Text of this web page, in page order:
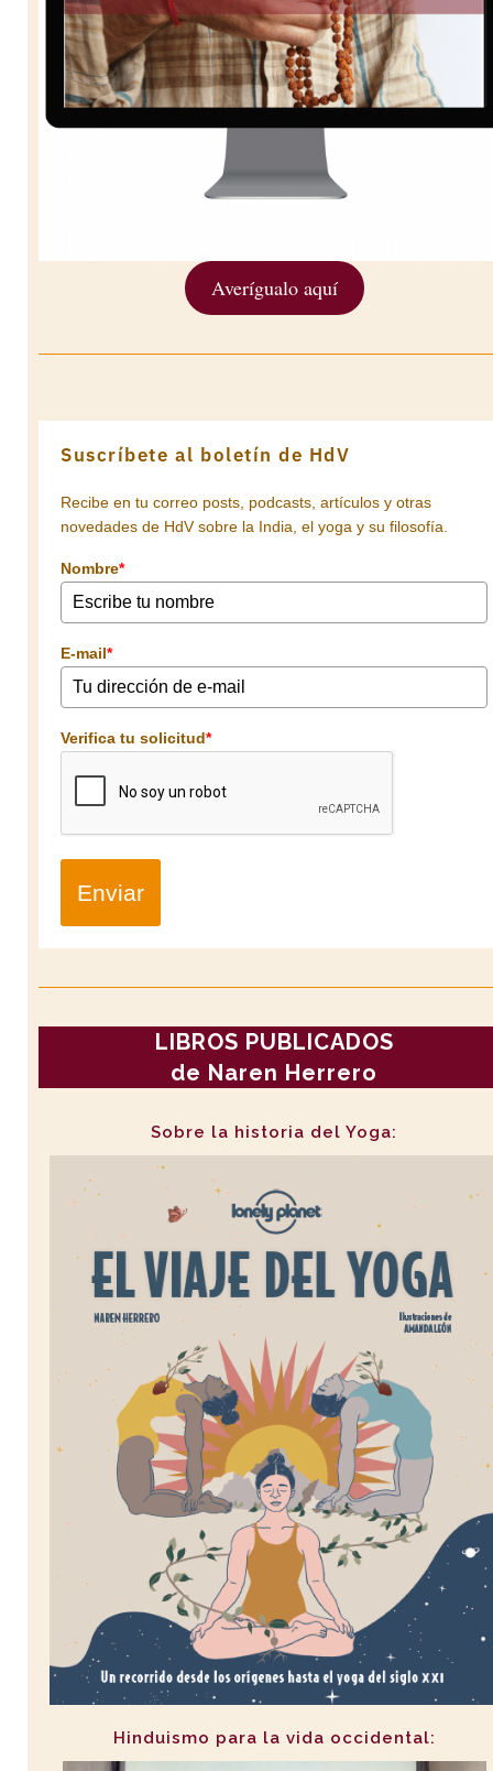
Averígualo aquí
Suscríbete al boletín de HdV
Recibe en tu correo posts, podcasts, artículos y otras
novedades de HdV sobre la India, el yoga y su filosofía.
Nombre*
E-mail*
Verifica tu solicitud*
Enviar
LIBROS PUBLICADOS
de Naren Herrero
Sobre la historia del Yoga:
Hinduismo para la vida occidental: